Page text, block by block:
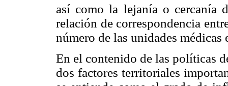
así como la lejanía o cercanía
relación de correspondencia
número de las unidades
En el contenido de las políticas
dos factores territoriales